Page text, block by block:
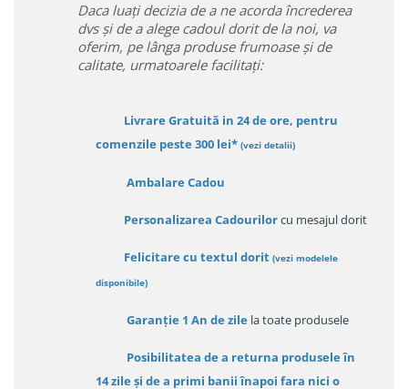
Daca luați decizia de a ne acorda încrederea
dvs și de a alege cadoul dorit de la noi, va
oferim, pe lânga produse frumoase și de
calitate, urmatoarele facilitați:
Livrare Gratuită in 24 de ore, pentru
comenzile peste 300 lei* (vezi detalii)
Ambalare Cadou
Personalizarea Cadourilorcu mesajul dorit
Felicitare cu textul dorit (vezi modelele
disponibile)
Garanție 1 An de zile la toate produsele
Posibilitatea de a returna produsele în
14 zileși de a primi banii înapoi fara nici o